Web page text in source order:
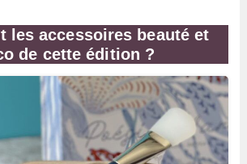
les accessoires beauté et
de cette édition ?